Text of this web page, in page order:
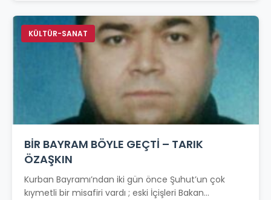
KÜLTÜR-SANAT
BİR BAYRAM BÖYLE GEÇTİ – TARIK
ÖZAŞKIN
Kurban Bayramı’ndan iki gün önce Şuhut’un çok
kıymetli bir misafiri vardı ; eski İçişleri Bakan...